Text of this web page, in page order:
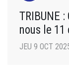
TRIBUNE
nous le 11
JEU 9 OCT